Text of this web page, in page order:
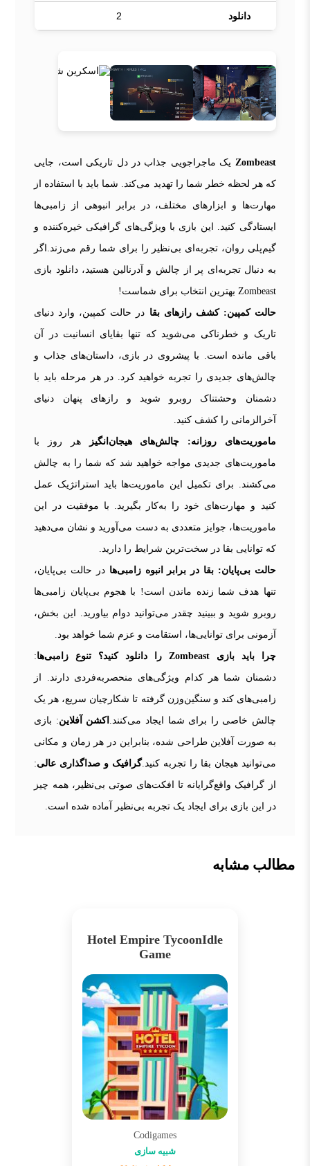
دانلود 2
Zombeast یک ماجراجویی جذاب در دل تاریکی است، جایی
که هر لحظه خطر شما را تهدید می‌کند. شما باید با استفاده از
مهارت‌ها و ابزارهای مختلف، در برابر انبوهی از زامبی‌ها
ایستادگی کنید. این بازی با ویژگی‌های گرافیکی خیره‌کننده و
گیم‌پلی روان، تجربه‌ای بی‌نظیر را برای شما رقم می‌زند.اگر
به دنبال تجربه‌ای پر از چالش و آدرنالین هستید، دانلود بازی
Zombeast بهترین انتخاب برای شماست!
حالت کمپین: کشف رازهای بقا در حالت کمپین، وارد دنیای
تاریک و خطرناکی می‌شوید که تنها بقایای انسانیت در آن
باقی مانده است. با پیشروی در بازی، داستان‌های جذاب و
چالش‌های جدیدی را تجربه خواهید کرد. در هر مرحله باید با
دشمنان وحشتناک روبرو شوید و رازهای پنهان دنیای
آخرالزمانی را کشف کنید.
ماموریت‌های روزانه: چالش‌های هیجان‌انگیز هر روز با
ماموریت‌های جدیدی مواجه خواهید شد که شما را به چالش
می‌کشند. برای تکمیل این ماموریت‌ها باید استراتژیک عمل
کنید و مهارت‌های خود را به‌کار بگیرید. با موفقیت در این
ماموریت‌ها، جوایز متعددی به دست می‌آورید و نشان می‌دهید
که توانایی بقا در سخت‌ترین شرایط را دارید.
حالت بی‌پایان: بقا در برابر انبوه زامبی‌ها در حالت بی‌پایان،
تنها هدف شما زنده ماندن است! با هجوم بی‌پایان زامبی‌ها
روبرو شوید و ببینید چقدر می‌توانید دوام بیاورید. این بخش،
آزمونی برای توانایی‌ها، استقامت و عزم شما خواهد بود.
چرا باید بازی Zombeast را دانلود کنید؟ تنوع زامبی‌ها:
دشمنان شما هر کدام ویژگی‌های منحصر‌به‌فردی دارند. از
زامبی‌های کند و سنگین‌وزن گرفته تا شکارچیان سریع، هر یک
چالش خاصی را برای شما ایجاد می‌کنند. اکشن آفلاین: بازی
به صورت آفلاین طراحی شده، بنابراین در هر زمان و مکانی
می‌توانید هیجان بقا را تجربه کنید.گرافیک و صداگذاری عالی:
از گرافیک واقع‌گرایانه تا افکت‌های صوتی بی‌نظیر، همه چیز
در این بازی برای ایجاد یک تجربه بی‌نظیر آماده شده است.
مطالب مشابه
Hotel Empire TycoonIdle
Game
Codigames
شبیه سازی